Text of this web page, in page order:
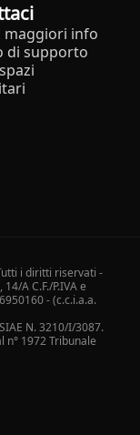
maggiori info
di supporto
i diritti riservati -
A C.F./P.IVA e
- (c.c.i.a.a.
N. 3210/I/3087.
1972 Tribunale